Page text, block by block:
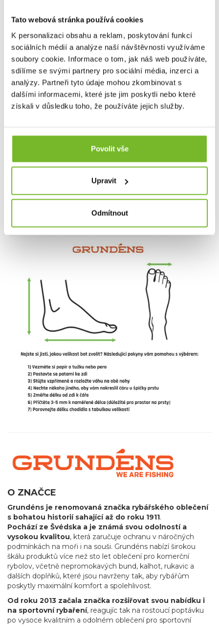
Tato webová stránka používá cookies
K personalizaci obsahu a reklam, poskytování funkcí
sociálních médií a analýze naší návštěvnosti využíváme
soubory cookie. Informace o tom, jak náš web používáte,
sdílíme se svými partnery pro sociální média, inzerci a
analýzy. Partneři tyto údaje mohou zkombinovat s
dalšími informacemi, které jste jim poskytli nebo které
získali v důsledku toho, že používáte jejich služby.
Povolit vše
Upravit
Odmítnout
Výrazný vzorek, který podporuje protiskluzové vlastnosti
O ZNAČCE
Grundéns je renomovaná značka rybářského oblečení
s bohatou historií sahající až do roku 1911.
Pochází ze Švédska a je známá svou odolností a
vysokou kvalitou, která zaručuje ochranu v náročných
podmínkách na moři i na souši. Grundéns nabízí širokou
škálu produktů více než sto let oblečení pro komerční
rybolov, včetně nepromokavých bund, kalhot, rukavic a
dalších doplňků, které jsou navrženy tak, aby rybářům
poskytly maximální komfort a spolehlivost.
Od roku 2013 začala značka rozšiřovat svou nabídku i
na sportovní rybaření, reagujíc tak na rostoucí poptávku
po vysoce kvalitním a odolném oblečení pro sportovní